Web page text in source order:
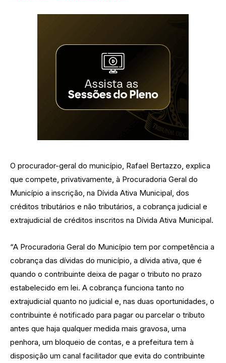
O procurador-geral do município, Rafael Bertazzo, explica
que compete, privativamente, à Procuradoria Geral do
Município a inscrição, na Dívida Ativa Municipal, dos
créditos tributários e não tributários, a cobrança judicial e
extrajudicial de créditos inscritos na Dívida Ativa Municipal.
“A Procuradoria Geral do Município tem por competência a
cobrança das dívidas do município, a dívida ativa, que é
quando o contribuinte deixa de pagar o tributo no prazo
estabelecido em lei. A cobrança funciona tanto no
extrajudicial quanto no judicial e, nas duas oportunidades, o
contribuinte é notificado para pagar ou parcelar o tributo
antes que haja qualquer medida mais gravosa, uma
penhora, um bloqueio de contas, e a prefeitura tem à
disposição um canal facilitador que evita do contribuinte